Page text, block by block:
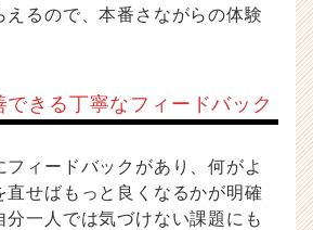
えるので、本番さながらの体験
できる丁寧なフィードバック
フィードバックがあり、何がよ
直せばもっと良くなるかが明確
分一人では気づけない課題にも